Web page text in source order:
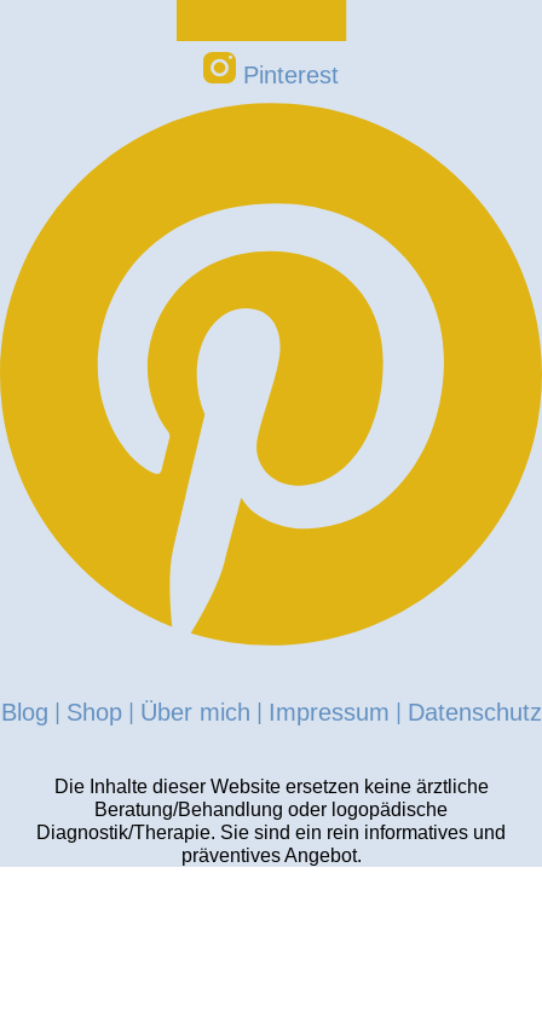
Pinterest
Blog Shop| Über mich Impressum Datenschutz
Die Inhalte dieser Website ersetzen keine ärztliche
Beratung/Behandlung oder logopädische
Diagnostik/Therapie. Sie sind ein rein informatives und
präventives Angebot.